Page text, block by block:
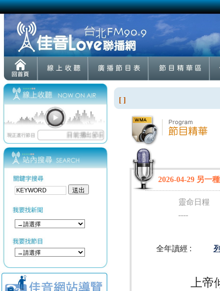
[ ]
2026-04-29 另一
靈命日糧
----
全年讀經 :
上